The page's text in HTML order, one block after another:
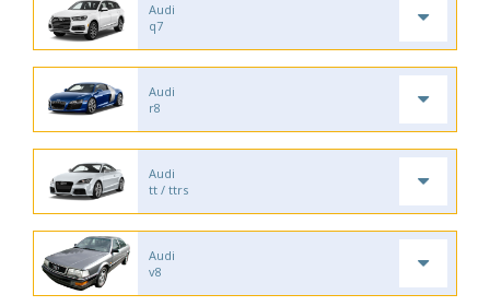
Audi
q7
Audi
r8
Audi
tt / ttrs
Audi
v8